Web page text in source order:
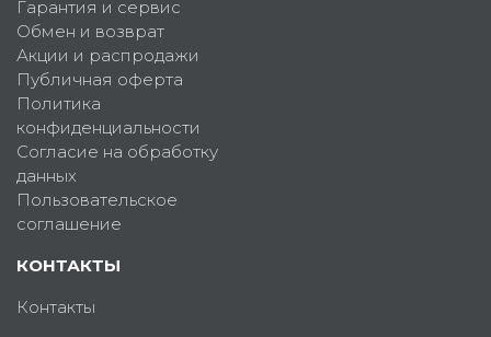
Гарантия и сервис
Обмен и возврат
Акции и распродажи
Публичная оферта
Политика
конфиденциальности
Согласие на обработку
данных
Пользовательское
соглашение
КОНТАКТЫ
Контакты